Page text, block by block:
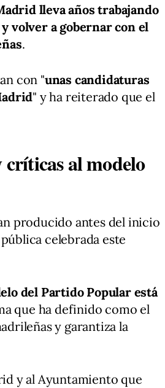
lleva años trabajando
volver a gobernar con el
.
con "unas candidaturas
" y ha reiterado que el
críticas al modelo
producido antes del inicio
celebrada este
del Partido Popular está
que ha definido como el
y garantiza la
y al Ayuntamiento que